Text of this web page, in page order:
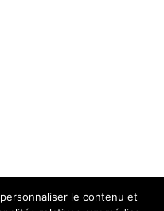
le contenu et